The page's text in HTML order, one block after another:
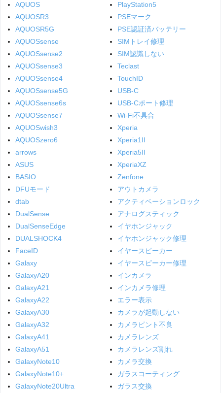
AQUOS
AQUOSR3
AQUOSR5G
AQUOSsense
AQUOSsense2
AQUOSsense3
AQUOSsense4
AQUOSsense5G
AQUOSsense6s
AQUOSsense7
AQUOSwish3
AQUOSzero6
arrows
ASUS
BASIO
DFUモード
dtab
DualSense
DualSenseEdge
DUALSHOCK4
FaceID
Galaxy
GalaxyA20
GalaxyA21
GalaxyA22
GalaxyA30
GalaxyA32
GalaxyA41
GalaxyA51
GalaxyNote10
GalaxyNote10+
GalaxyNote20Ultra
PlayStation5
PSEマーク
PSE認証済バッテリー
SIMトレイ修理
SIM認識しない
Teclast
TouchID
USB-C
USB-Cポート修理
Wi-Fi不具合
Xperia
Xperia1II
Xperia5II
XperiaXZ
Zenfone
アウトカメラ
アクティベーションロック
アナログスティック
イヤホンジャック
イヤホンジャック修理
イヤースピーカー
イヤースピーカー修理
インカメラ
インカメラ修理
エラー表示
カメラが起動しない
カメラピント不良
カメラレンズ
カメラレンズ割れ
カメラ交換
ガラスコーティング
ガラス交換